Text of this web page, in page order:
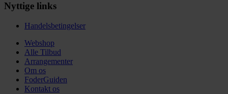
Nyttige links
Handelsbetingelser
Webshop
Alle Tilbud
Arrangementer
Om os
FoderGuiden
Kontakt os